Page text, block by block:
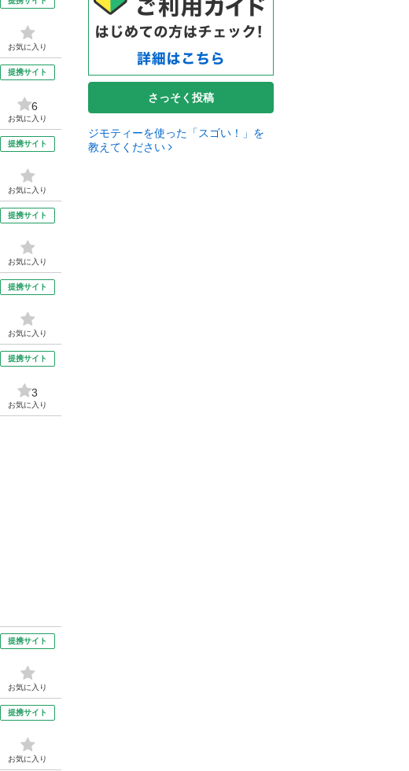
お気に入り
提携サイト
6
お気に入り
提携サイト
お気に入り
提携サイト
お気に入り
提携サイト
お気に入り
提携サイト
3
お気に入り
提携サイト
お気に入り
提携サイト
お気に入り
さっそく投稿
ジモティーを使った「スゴい！」を
教えてください